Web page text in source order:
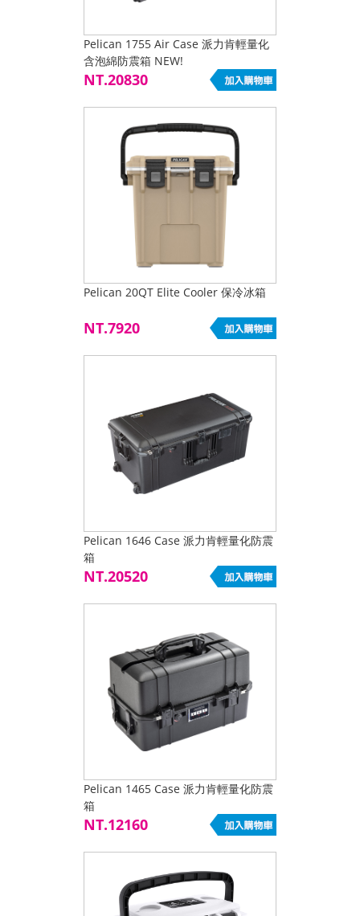
Pelican 1755 Air Case 派力肯輕量化
含泡綿防震箱 NEW!
NT.20830
Pelican 20QT Elite Cooler 保冷冰箱
NT.7920
Pelican 1646 Case 派力肯輕量化防震
箱
NT.20520
Pelican 1465 Case 派力肯輕量化防震
箱
NT.12160